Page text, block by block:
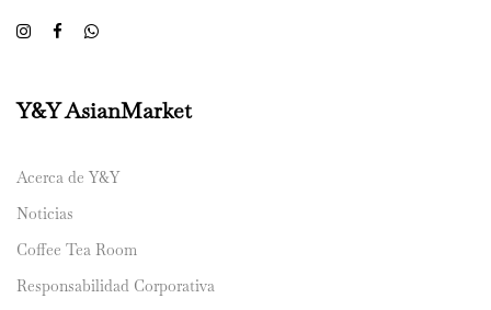
Y&Y AsianMarket
Acerca de Y&Y
Noticias
Coffee Tea Room
Responsabilidad Corporativa